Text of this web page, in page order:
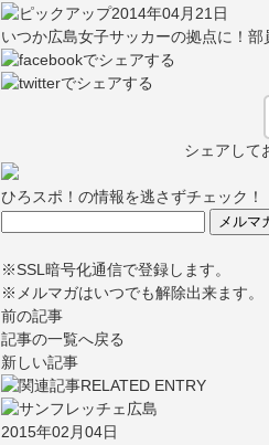
2014年04月21日
いつか広島女子サッカーの拠点に！
シェアして
ひろスポ！の情報を逃さずチェック！
※SSL暗号化通信で登録します。
※メルマガはいつでも解除出来ます。
前の記事
記事の一覧へ戻る
新しい記事
2015年02月04日